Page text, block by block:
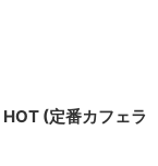
(定番カフェラ